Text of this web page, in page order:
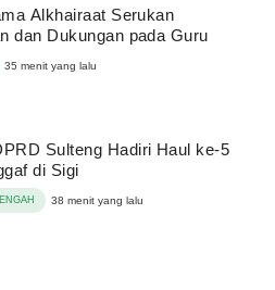
Alkhairaat Serukan
dan Dukungan pada Guru
35 menit yang lalu
Sulteng Hadiri Haul ke-5
di Sigi
38 menit yang lalu